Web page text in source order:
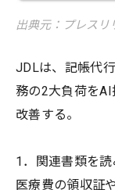
出典元：プレスリ
JDLは、記帳代
務の2⼤負荷を
改善する。
1．関連書類を
医療費の領収証